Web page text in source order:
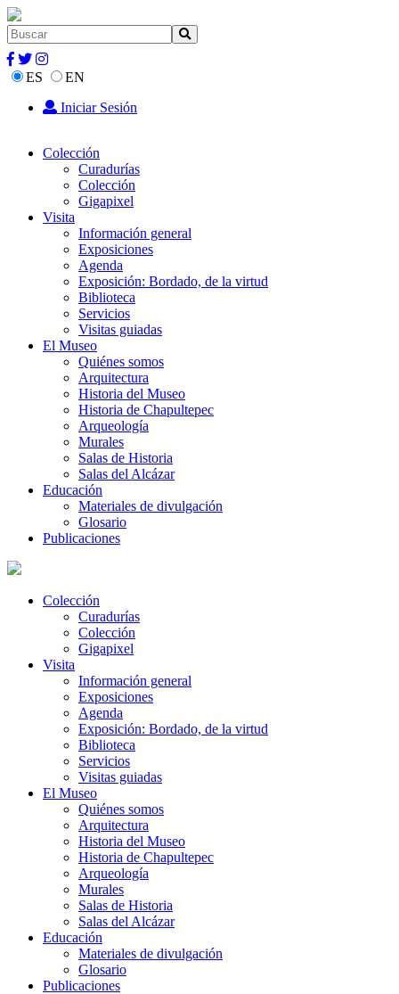
ES
EN
Iniciar Sesión
Colección
Curadurías
Colección
Gigapixel
Visita
Información general
Exposiciones
Agenda
Exposición: Bordado, de la virtud
Biblioteca
Servicios
Visitas guiadas
El Museo
Quiénes somos
Arquitectura
Historia del Museo
Historia de Chapultepec
Arqueología
Murales
Salas de Historia
Salas del Alcázar
Educación
Materiales de divulgación
Glosario
Publicaciones
Colección
Curadurías
Colección
Gigapixel
Visita
Información general
Exposiciones
Agenda
Exposición: Bordado, de la virtud
Biblioteca
Servicios
Visitas guiadas
El Museo
Quiénes somos
Arquitectura
Historia del Museo
Historia de Chapultepec
Arqueología
Murales
Salas de Historia
Salas del Alcázar
Educación
Materiales de divulgación
Glosario
Publicaciones